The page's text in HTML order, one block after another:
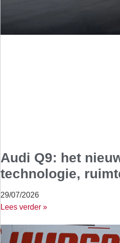
Audi Q9: het
technologie,
29/07/2026
Lees verder »